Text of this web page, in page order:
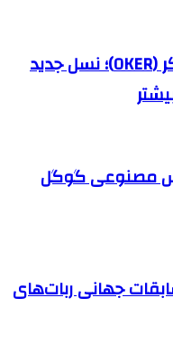
معرفی کرکره فولادی اوکر (OKER)؛ نسل جدید
مصنوعی گوگل
جهانی ربات‌های